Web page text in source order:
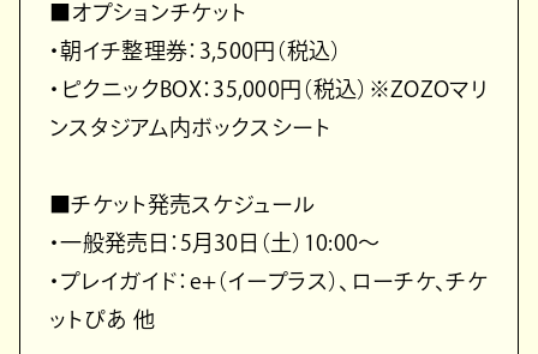
■オプションチケット
・朝イチ整理券：3,500円（税込）
・ピクニックBOX：35,000円（税込）※ZOZOマリ
ンスタジアム内ボックスシート
■チケット発売スケジュール
・一般発売日：5月30日（土）10:00～
・プレイガイド：e+（イープラス）、ローチケ、チケ
ットぴあ 他